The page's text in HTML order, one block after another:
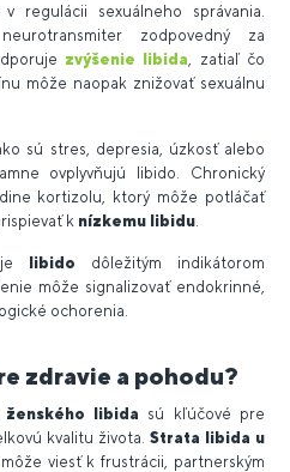
regulácii sexuálneho správania.
zodpovedný za
zvýšenie libida , zatiaľ čo
môže naopak znižovať sexuálnu
sú stres, depresia, úzkosť alebo
ovplyvňujú libido. Chronický
kortizolu, ktorý môže potláčať
k nízkemu libidu
je libido dôležitým indikátorom
môže signalizovať endokrinné,
ochorenia.
zdravie a pohodu?
ženského libida sú kľúčové pre
kvalitu života. Strata libida u
viesť k frustrácii, partnerským